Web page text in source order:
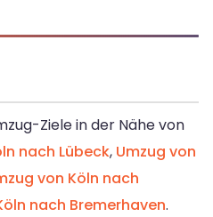
Ziele in der Nähe von
nach Lübeck, Umzug von
von Köln nach
nach Bremerhaven.